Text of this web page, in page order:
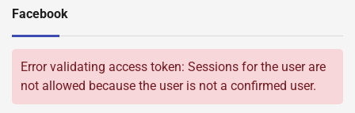
Facebook
Error validating access token: Sessions for the user are
not allowed because the user is not a confirmed user.